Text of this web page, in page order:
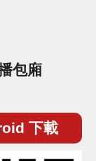
包廂
下載